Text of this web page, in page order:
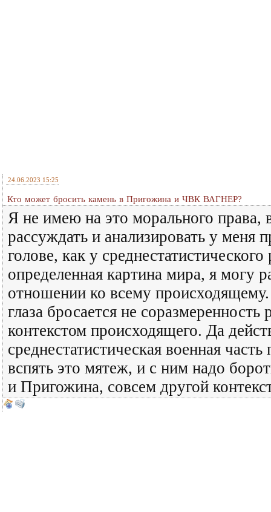
24.06.2023 15:25
Кто может бросить камень в Пригожина и ЧВК ВАГНЕР?
Я не имею на это морального права,
рассуждать и анализировать у меня
голове, как у
определенная картина мира, я могу
отношении ко всему
глаза бросается не
контекстом происходящего. Да
среднестатистическая военная
вспять это мятеж, и с ним надо
и Пригожина, совсем другой